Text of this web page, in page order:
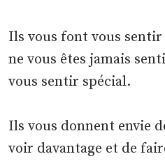
Ils vous font vous
ne vous êtes jamais
vous sentir spécial.
Ils vous donnent envie
voir davantage et de